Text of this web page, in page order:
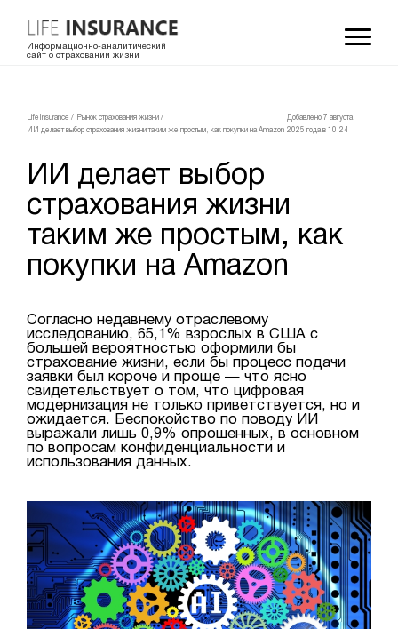
Информационно-аналитический
сайт о страховании жизни
LifeInsurance / Рынок страхования жизни /
ИИ делает выбор страхования жизни таким же простым, как покупки на Amazon
Добавлено 7 августа
2025 года в 10:24
ИИ делает выбор
страхования жизни
таким же простым, как
покупки на Amazon
Согласно недавнему отраслевому
исследованию, 65,1% взрослых в США с
большей вероятностью оформили бы
страхование жизни, если бы процесс подачи
заявки был короче и проще — что ясно
свидетельствует о том, что цифровая
модернизация не только приветствуется, но и
ожидается. Беспокойство по поводу ИИ
выражали лишь 0,9% опрошенных, в основном
по вопросам конфиденциальности и
использования данных.